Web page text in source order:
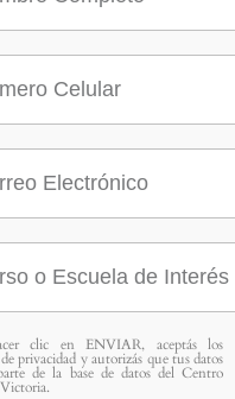
clic en ENVIAR, aceptás los
privacidad y autorizás que tus datos
de la base de datos del Centro